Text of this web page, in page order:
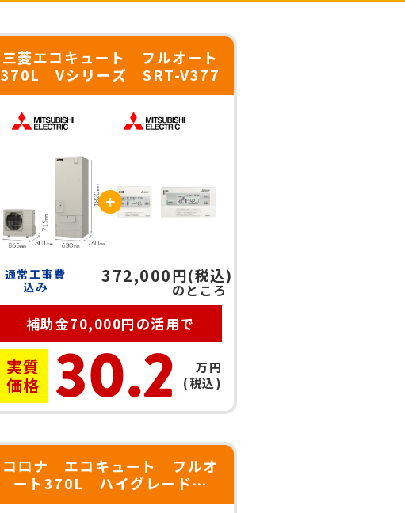
三菱エコキュート フルオート
370L Vシリーズ SRT-V377
通常工事費
込み
372,000円(税込)
のところ
補助金70,000円の活用で
実質
価格
30.2
万円
(税込)
コロナ エコキュート フルオ
ート370L ハイグレード
CHP-37AZ1 人感センサー付